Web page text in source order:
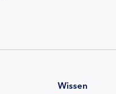
Wissen